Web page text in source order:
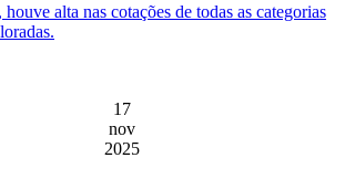
houve alta nas cotações de todas as categorias
17
nov
2025